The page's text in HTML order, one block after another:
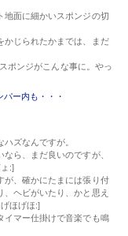
地面に細かいスポンジの切
かじられたかまでは、まだ
ポンジがこんな事に。やっ
ズなんですが。
ら、まだ良いのですが、
:]
が、確かにたまには張り付
ヘビがいたり、かと思え
ほげほ:]
イマー仕掛けで音楽でも鳴